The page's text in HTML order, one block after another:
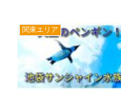
関東エリア